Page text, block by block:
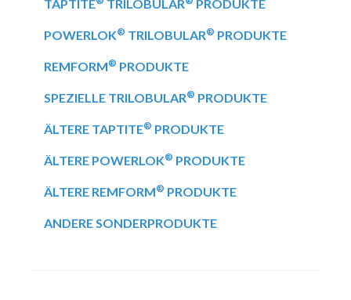
TAPTITE TRILOBULAR PRODUKTE
POWERLOK® TRILOBULAR® PRODUKTE
REMFORM® PRODUKTE
SPEZIELLE TRILOBULAR® PRODUKTE
ÄLTERE TAPTITE® PRODUKTE
ÄLTERE POWERLOK® PRODUKTE
ÄLTERE REMFORM® PRODUKTE
ANDERE SONDERPRODUKTE